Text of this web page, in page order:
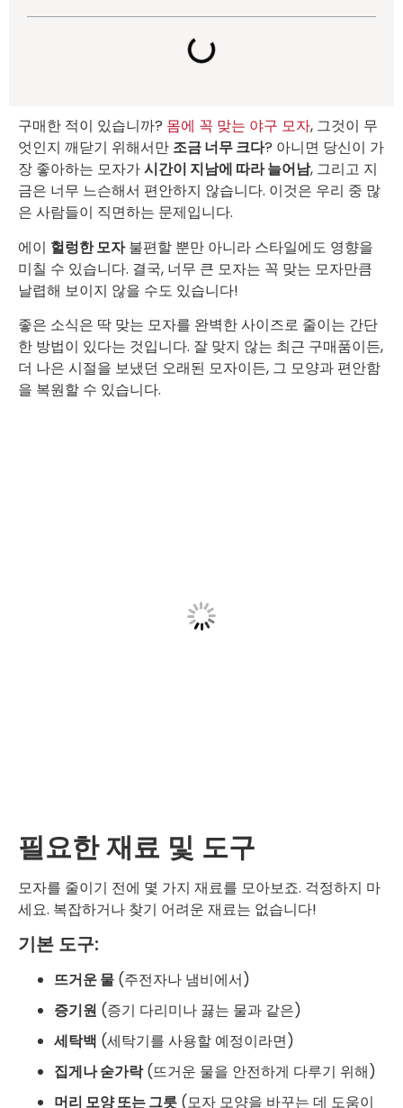
구매한 적이 있습니까? 몸에 꼭 맞는 야구 모자, 그것이 무
엇인지 깨닫기 위해서만 조금 너무 크다? 아니면 당신이 가
장 좋아하는 모자가시간이 지남에 따라 늘어남, 그리고 지
금은 너무 느슨해서 편안하지 않습니다. 이것은 우리 중 많
은 사람들이 직면하는 문제입니다.
에이 헐렁한 모자불편할 뿐만 아니라 스타일에도 영향을
미칠 수 있습니다. 결국, 너무 큰 모자는 꼭 맞는 모자만큼
날렵해 보이지 않을 수도 있습니다!
좋은 소식은 딱 맞는 모자를 완벽한 사이즈로 줄이는 간단
한 방법이 있다는 것입니다. 잘 맞지 않는 최근 구매품이든,
더 나은 시절을 보냈던 오래된 모자이든, 그 모양과 편안함
을 복원할 수 있습니다.
필요한 재료 및 도구
모자를 줄이기 전에 몇 가지 재료를 모아보죠. 걱정하지 마
세요. 복잡하거나 찾기 어려운 재료는 없습니다!
기본 도구:
뜨거운 물 (주전자나 냄비에서)
증기원 (증기 다리미나 끓는 물과 같은)
세탁백 (세탁기를 사용할 예정이라면)
집게나 숟가락(뜨거운 물을 안전하게 다루기 위해)
머리 모양 또는 그릇 (모자 모양을 바꾸는 데 도움이